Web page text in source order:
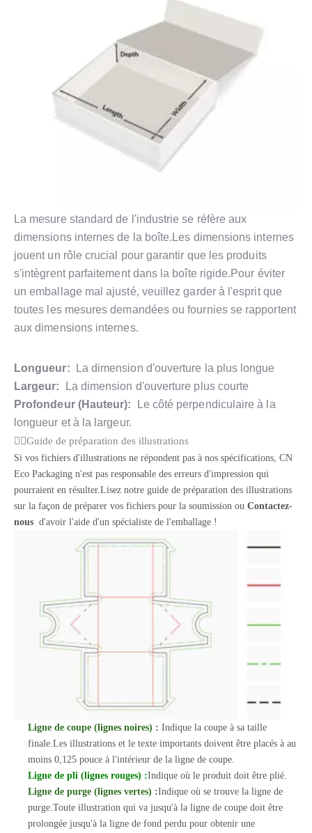
La mesure standard de l'industrie se réfère aux
dimensions internes de la boîte.Les dimensions internes
jouent un rôle crucial pour garantir que les produits
s'intègrent parfaitement dans la boîte rigide.Pour éviter
un emballage mal ajusté, veuillez garder à l'esprit que
toutes les mesures demandées ou fournies se rapportent
aux dimensions internes.
Longueur: La dimension d'ouverture la plus longue
Largeur:
La dimension d'ouverture plus courte
Profondeur (Hauteur): Le côté perpendiculaire à la
longueur et à la largeur.
Guide de préparation des illustrations
Si vos fichiers d'illustrations ne répondent pas à nos spécifications, CN
Eco Packaging n'est pas responsable des erreurs d'impression qui
pourraient en résulter.Lisez notre guide de préparation des illustrations
sur la façon de préparer vos fichiers pour la soumission ou Contactez-
nous d'avoir l'aide d'un spécialiste de l'emballage !
Ligne de coupe (lignes noires) : Indique la coupe à sa taille
finale.Les illustrations et le texte importants doivent être placés à au
moins 0,125 pouce à l'intérieur de la ligne de coupe.
Ligne de pli (lignes rouges) :Indique où le produit doit être plié.
Ligne de purge (lignes vertes) :Indique où se trouve la ligne de
purge.Toute illustration qui va jusqu'à la ligne de coupe doit être
prolongée jusqu'à la ligne de fond perdu pour obtenir une